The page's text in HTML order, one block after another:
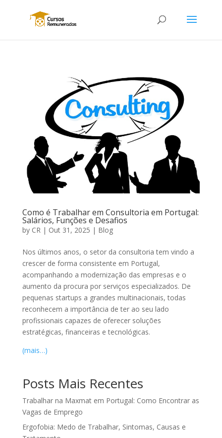
Como é Trabalhar em Consultoria em Portugal:
Salários, Funções e Desafios
by CR| Out 31, 2025 | Blog
Nos últimos anos, o setor da consultoria tem vindo a
crescer de forma consistente em Portugal,
acompanhando a modernização das empresas e o
aumento da procura por serviços especializados. De
pequenas startups a grandes multinacionais, todas
reconhecem a importância de ter ao seu lado
profissionais capazes de oferecer soluções
estratégicas, financeiras e tecnológicas.
(mais…)
Posts Mais Recentes
Trabalhar na Maxmat em Portugal: Como Encontrar as
Vagas de Emprego
Ergofobia: Medo de Trabalhar, Sintomas, Causas e